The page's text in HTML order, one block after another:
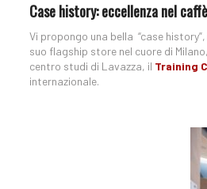
Case history: eccellenza nel
Vi propongo una bella “case
suo flagship store nel cuore di
centro studi di Lavazza, il Training
internazionale.